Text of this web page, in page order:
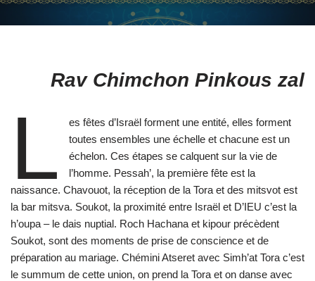
Rav Chimchon Pinkous zal
L
es fêtes d’Israël forment une entité, elles forment
toutes ensembles une échelle et chacune est un
échelon. Ces étapes se calquent sur la vie de
l’homme. Pessah’, la première fête est la
naissance. Chavouot, la réception de la Tora et des mitsvot est
la bar mitsva. Soukot, la proximité entre Israël et D’IEU c’est la
h’oupa – le dais nuptial. Roch Hachana et kipour précèdent
Soukot, sont des moments de prise de conscience et de
préparation au mariage. Chémini Atseret avec Simh’at Tora c’est
le summum de cette union, on prend la Tora et on danse avec